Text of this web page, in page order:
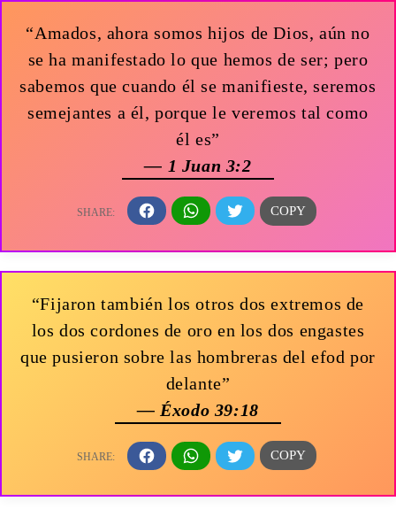
“Amados, ahora somos hijos de Dios, aún no
se ha manifestado lo que hemos de ser; pero
sabemos que cuando él se manifieste, seremos
semejantes a él, porque le veremos tal como
él es”
— 1 Juan 3:2
“Fijaron también los otros dos extremos de
los dos cordones de oro en los dos engastes
que pusieron sobre las hombreras del efod por
delante”
— Éxodo 39:18